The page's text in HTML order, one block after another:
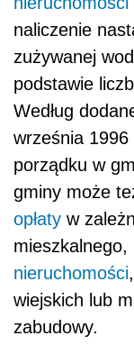
naliczenie
zużywanej
podstawie
Według
września
porządku w
gminy może
opłaty w
nieruchomości
wiejskich lub
zabudowy.